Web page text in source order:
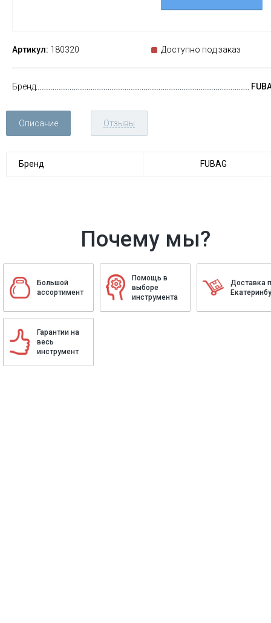
Артикул: 180320 Доступно под заказ
Бренд
Описание Отзывы
Бренд FUBAG
Почему мы?
Большой
ассортимент
Помощь в
выборе
инструмента
Доставка
Гарантии на
весь
инструмент